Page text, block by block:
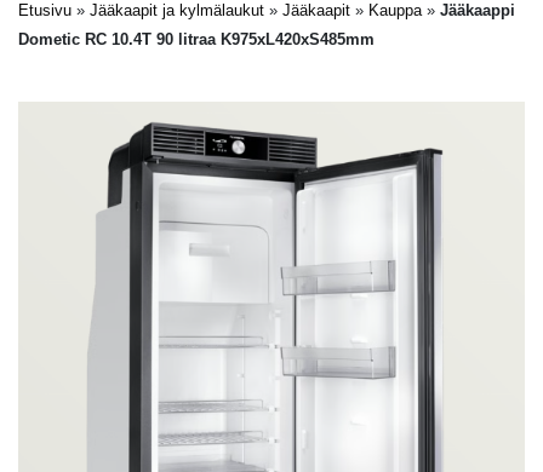
Etusivu » Jääkaapit ja kylmälaukut » Jääkaapit » Kauppa» Jääkaappi
Dometic RC 10.4T 90 litraa K975xL420xS485mm